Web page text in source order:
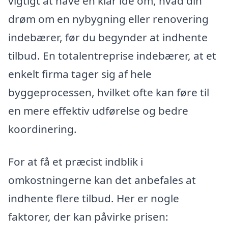
drøm om en nybygning eller renovering
indebærer, før du begynder at indhente
tilbud. En totalentreprise indebærer, at et
enkelt firma tager sig af hele
byggeprocessen, hvilket ofte kan føre til
en mere effektiv udførelse og bedre
koordinering.
For at få et præcist indblik i
omkostningerne kan det anbefales at
indhente flere tilbud. Her er nogle
faktorer, der kan påvirke prisen: